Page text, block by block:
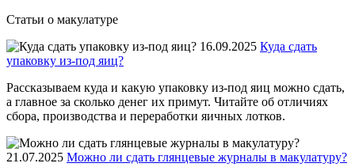
Статьи о макулатуре
16.09.2025 Куда сдать
упаковку из-под яиц?
Рассказываем куда и какую упаковку из-под яиц можно сдать,
а главное за сколько денег их примут. Читайте об отличиях
сбора, производства и переработки яичных лотков.
21.07.2025 Можно ли сдать глянцевые журналы в макулатуру?